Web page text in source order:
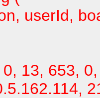
userId,
13, 653,